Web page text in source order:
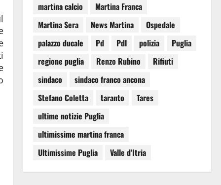
martina calcio
Martina Franca
Martina Sera
News Martina
Ospedale
palazzo ducale
Pd Pdl polizia
Puglia
regione puglia
Renzo Rubino
Rifiuti
sindaco
sindaco franco ancona
Stefano Coletta
taranto
Tares
ultime notizie Puglia
ultimissime martina franca
Ultimissime Puglia
Valle d'Itria